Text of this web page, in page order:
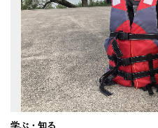
学ぶ・知る